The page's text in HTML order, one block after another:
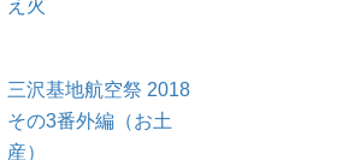
え火
三沢基地航空祭 2018
その3番外編（お土
産）